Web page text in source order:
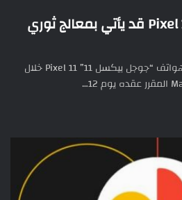
جوجل بيكسل 11 – Pixel 11 قد يأتي بمعالج ثوري
تستعد جوجل لتقديم سلسلة هواتف “جوجل بيكسل 11” Pixel 11 خلال